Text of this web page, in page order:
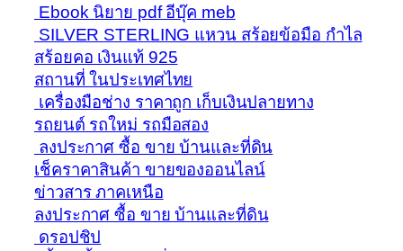
Ebook นิยาย pdf อีบุ๊ค meb
SILVER STERLING แหวน สร้อยข้อมือ กำไล
สร้อยคอ เงินแท้ 925
สถานที่ ในประเทศไทย
เครื่องมือช่าง ราคาถูก เก็บเงินปลายทาง
รถยนต์ รถใหม่ รถมือสอง
ลงประกาศ ซื้อ ขาย บ้านและที่ดิน
เช็คราคาสินค้า ขายของออนไลน์
ข่าวสาร ภาคเหนือ
ลงประกาศ ซื้อ ขาย บ้านและที่ดิน
ดรอปชิป